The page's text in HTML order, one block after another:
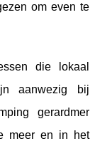
om even te
die lokaal
aanwezig bij
gerardmer
meer en in het